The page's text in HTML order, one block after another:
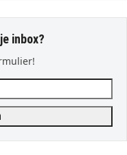
inbox?